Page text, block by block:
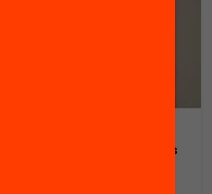
el relleu de les direccions
educatius? (resum)